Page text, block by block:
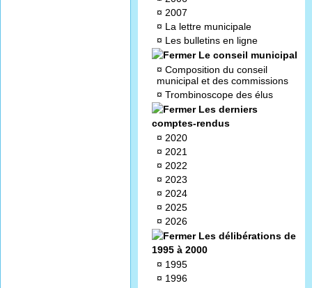
¤ 2007
¤ La lettre municipale
¤ Les bulletins en ligne
Le conseil municipal
¤ Composition du conseil
municipal et des commissions
¤ Trombinoscope des élus
Les derniers
comptes-rendus
¤ 2020
¤ 2021
¤ 2022
¤ 2023
¤ 2024
¤ 2025
¤ 2026
Les délibérations de
1995 à 2000
¤ 1995
¤ 1996